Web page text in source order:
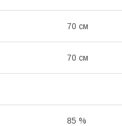
70 см
70 см
85 %